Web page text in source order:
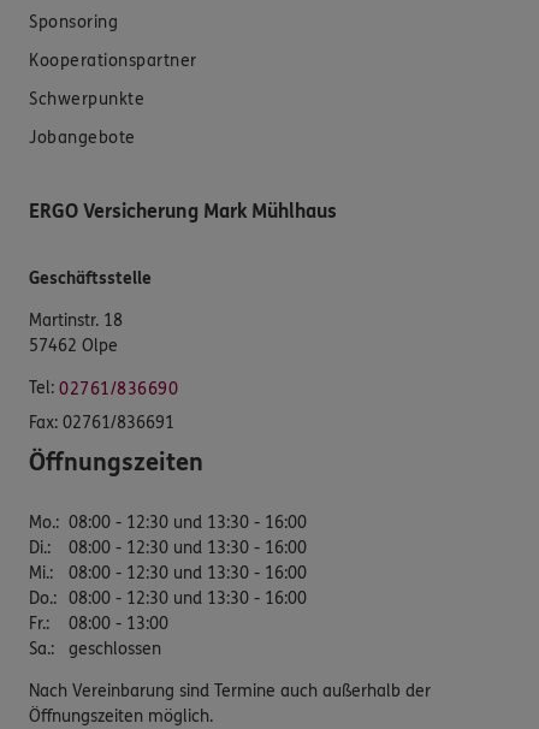
Sponsoring
Kooperationspartner
Schwerpunkte
Jobangebote
ERGO Versicherung Mark Mühlhaus
Geschäftsstelle
Martinstr. 18
57462 Olpe
Tel: 02761/836690
Fax: 02761/836691
Öffnungszeiten
Mo.: 08:00 - 12:30 und 13:30 - 16:00
Di.:
08:00 - 12:30 und 13:30 - 16:00
Mi.:
08:00 - 12:30 und 13:30 - 16:00
Do.: 08:00 - 12:30 und 13:30 - 16:00
Fr.:
08:00 - 13:00
Sa.: geschlossen
Nach Vereinbarung sind Termine auch außerhalb der
Öffnungszeiten möglich.